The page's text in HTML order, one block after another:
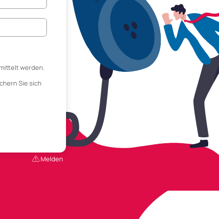
werden.
Sie sich
Melden